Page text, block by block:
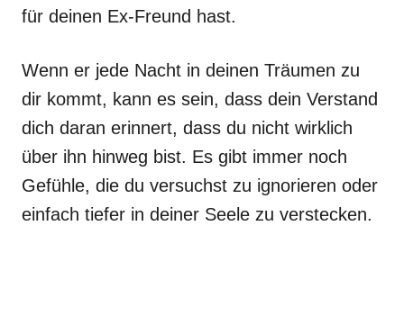
für deinen Ex-Freund hast.
Wenn er jede Nacht in deinen Träumen zu
dir kommt, kann es sein, dass dein Verstand
dich daran erinnert, dass du nicht wirklich
über ihn hinweg bist. Es gibt immer noch
Gefühle, die du versuchst zu ignorieren oder
einfach tiefer in deiner Seele zu verstecken.